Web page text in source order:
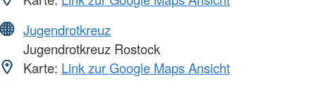
Jugendrotkreuz
Jugendrotkreuz Rostock
Karte: Link zur Google Maps Ansicht